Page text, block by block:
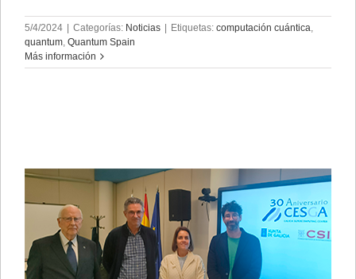
5/4/2024 | Categorías: Noticias | Etiquetas: computación cuántica
quantum Quantum Spain
Más información